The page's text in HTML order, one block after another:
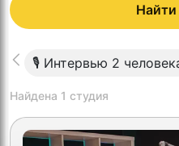
🎙 Интервью 2
Найдена 1 студия